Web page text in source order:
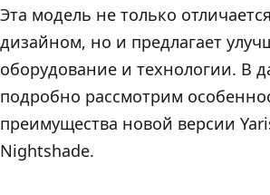
Эта модель не только
дизайном, но и предлагает
оборудование и технологии. В
подробно рассмотрим
преимущества новой версии
Nightshade.